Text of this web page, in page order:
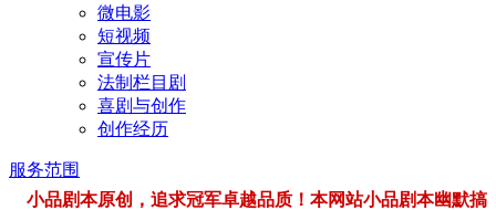
微电影
短视频
宣传片
法制栏目剧
喜剧与创作
创作经历
服务范围
小品剧本原创，追求冠军卓越品质！本网站小品剧本幽默搞